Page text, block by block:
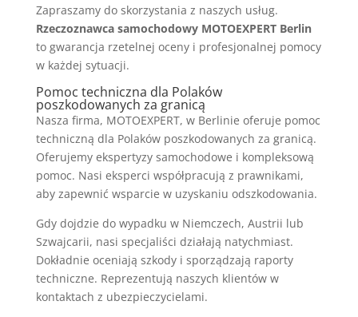
Zapraszamy do skorzystania z naszych usług.
Rzeczoznawca samochodowy MOTOEXPERT Berlin
to gwarancja rzetelnej oceny i profesjonalnej pomocy
w każdej sytuacji.
Pomoc techniczna dla Polaków
poszkodowanych za granicą
Nasza firma, MOTOEXPERT, w Berlinie oferuje pomoc
techniczną dla Polaków poszkodowanych za granicą.
Oferujemy ekspertyzy samochodowe i kompleksową
pomoc. Nasi eksperci współpracują z prawnikami,
aby zapewnić wsparcie w uzyskaniu odszkodowania.
Gdy dojdzie do wypadku w Niemczech, Austrii lub
Szwajcarii, nasi specjaliści działają natychmiast.
Dokładnie oceniają szkody i sporządzają raporty
techniczne. Reprezentują naszych klientów w
kontaktach z ubezpieczycielami.